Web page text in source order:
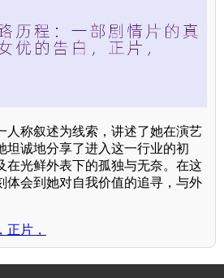
人称叙述为线索，讲述了她在演艺
坦诚地分享了进入这一行业的初
在光鲜外表下的孤独与无奈。在这
体会到她对自我价值的追寻，与外
正片，